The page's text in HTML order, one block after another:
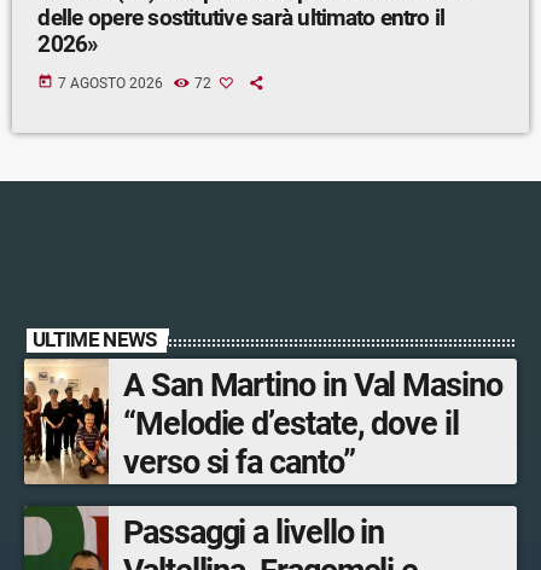
delle opere sostitutive sarà ultimato entro il
2026»
today 7 AGOSTO 2026 72
ULTIME NEWS
A San Martino in Val Masino
“Melodie d’estate, dove il
verso si fa canto”
Passaggi a livello in